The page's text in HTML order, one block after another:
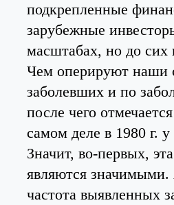
подкрепленные
зарубежные
масштабах, но до сих
Чем оперируют наши
заболевших и по
после чего
самом деле в 1980 г.
Значит, во-первых,
являются значимыми.
частота выявленных